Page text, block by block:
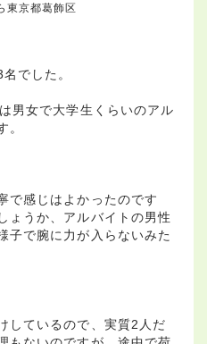
東京都葛飾区
でした。
男女で大学生くらいのアル
。
で感じはよかったのです
ょうか、アルバイトの男性
子で腕に力が入らないみた
しているので、実質2人だ